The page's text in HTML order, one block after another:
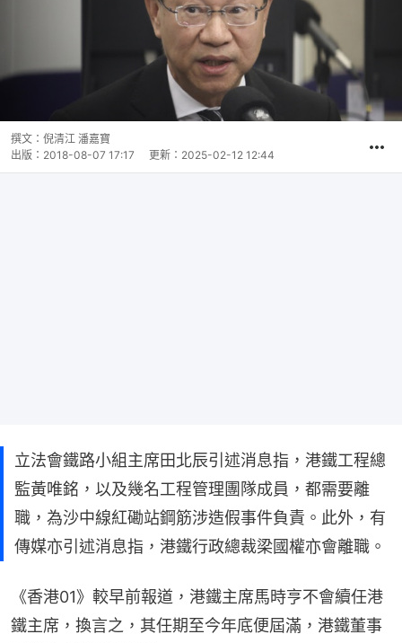
撰文： 倪清江 潘嘉寶
出版： 2018-08-07 17:17 更新： 2025-02-12 12:44
立法會鐵路小組主席田北辰引述消息指，港鐵工程總
監黃唯銘，以及幾名工程管理團隊成員，都需要離
職，為沙中線紅磡站鋼筋涉造假事件負責。此外，有
傳媒亦引述消息指，港鐵行政總裁梁國權亦會離職。
《香港01》較早前報道，港鐵主席馬時亨不會續任港
鐵主席，換言之，其任期至今年底便屆滿，港鐵董事